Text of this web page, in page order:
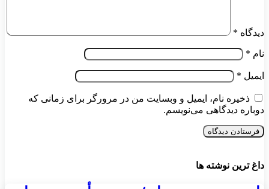
دیدگاه *
نام *
ایمیل *
ذخیره نام، ایمیل و وبسایت من در مرورگر برای زمانی که
دوباره دیدگاهی می‌نویسم.
داغ ترین نوشته ها